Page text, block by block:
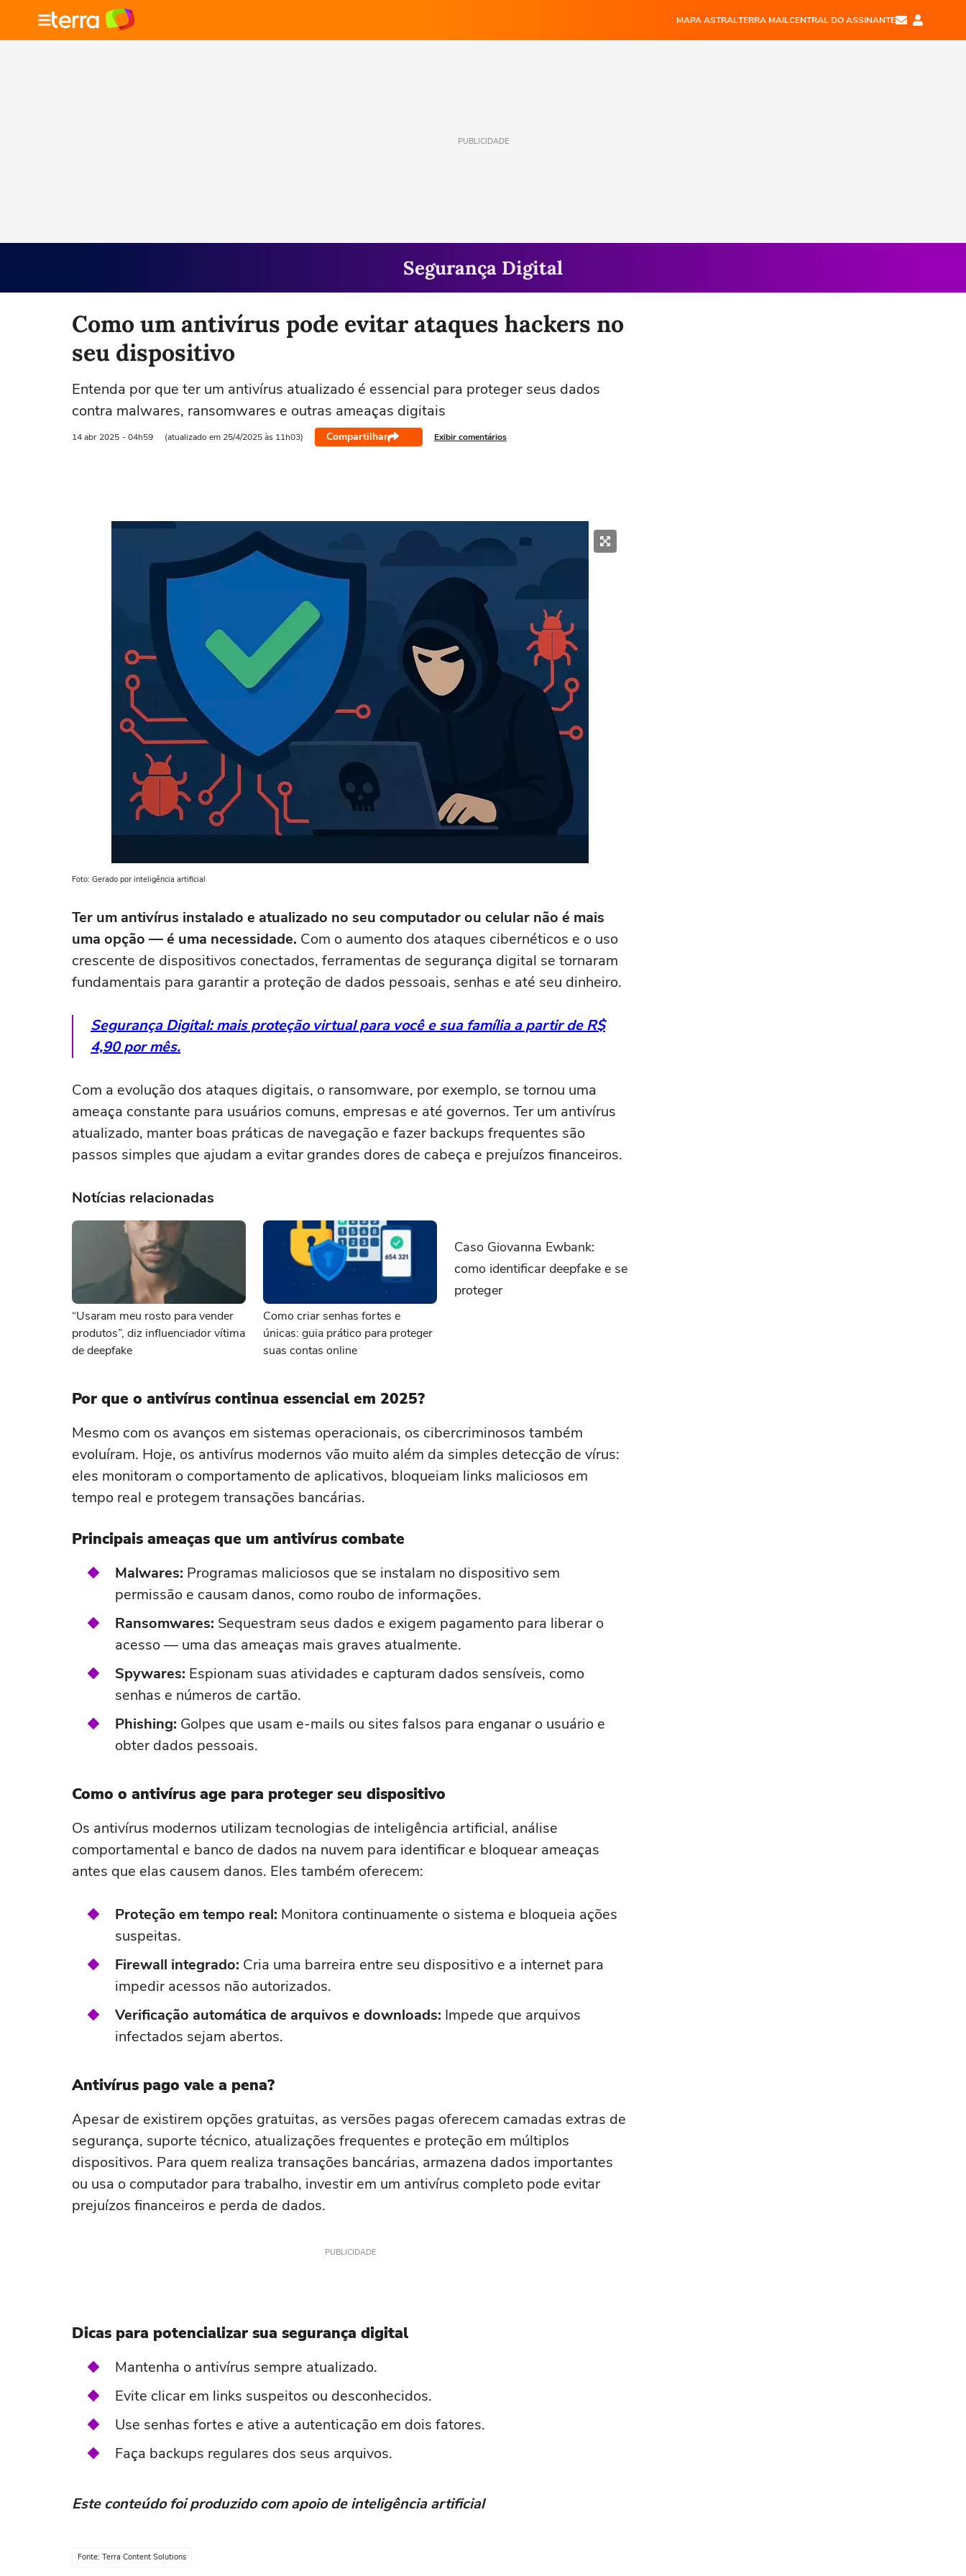
MAPA ASTRALTERRA MAILCENTRAL DO ASSINANTE
PUBLICIDADE
Segurança Digital
Como um antivírus pode evitar ataques hackers no
seu dispositivo
Entenda por que ter um antivírus atualizado é essencial para proteger seus dados
contra malwares, ransomwares e outras ameaças digitais
14 abr 2025 - 04h59 (atualizado em 25/4/2025 às 11h03) Compartilhar Exibir comentários
Foto: Gerado por inteligência artificial
Ter um antivírus instalado e atualizado no seu computador ou celular não é mais
uma opção — é uma necessidade. Com o aumento dos ataques cibernéticos e o uso
crescente de dispositivos conectados, ferramentas de segurança digital se tornaram
fundamentais para garantir a proteção de dados pessoais, senhas e até seu dinheiro.
Segurança Digital: mais proteção virtual para você e sua família a partir de R$
4,90 por mês.
Com a evolução dos ataques digitais, o ransomware, por exemplo, se tornou uma
ameaça constante para usuários comuns, empresas e até governos. Ter um antivírus
atualizado, manter boas práticas de navegação e fazer backups frequentes são
passos simples que ajudam a evitar grandes dores de cabeça e prejuízos financeiros.
Notícias relacionadas
“Usaram meu rosto para vender
produtos”, diz influenciador vítima
de deepfake
Como criar senhas fortes e
únicas: guia prático para proteger
suas contas online
Caso Giovanna Ewbank:
como identificar deepfake e se
proteger
Por que o antivírus continua essencial em 2025?
Mesmo com os avanços em sistemas operacionais, os cibercriminosos também
evoluíram. Hoje, os antivírus modernos vão muito além da simples detecção de vírus:
eles monitoram o comportamento de aplicativos, bloqueiam links maliciosos em
tempo real e protegem transações bancárias.
Principais ameaças que um antivírus combate
Malwares: Programas maliciosos que se instalam no dispositivo sem
permissão e causam danos, como roubo de informações.
Ransomwares: Sequestram seus dados e exigem pagamento para liberar o
acesso — uma das ameaças mais graves atualmente.
Spywares: Espionam suas atividades e capturam dados sensíveis, como
senhas e números de cartão.
Phishing: Golpes que usam e-mails ou sites falsos para enganar o usuário e
obter dados pessoais.
Como o antivírus age para proteger seu dispositivo
Os antivírus modernos utilizam tecnologias de inteligência artificial, análise
comportamental e banco de dados na nuvem para identificar e bloquear ameaças
antes que elas causem danos. Eles também oferecem:
Proteção em tempo real: Monitora continuamente o sistema e bloqueia ações
suspeitas.
Firewall integrado: Cria uma barreira entre seu dispositivo e a internet para
impedir acessos não autorizados.
Verificação automática de arquivos e downloads: Impede que arquivos
infectados sejam abertos.
Antivírus pago vale a pena?
Apesar de existirem opções gratuitas, as versões pagas oferecem camadas extras de
segurança, suporte técnico, atualizações frequentes e proteção em múltiplos
dispositivos. Para quem realiza transações bancárias, armazena dados importantes
ou usa o computador para trabalho, investir em um antivírus completo pode evitar
prejuízos financeiros e perda de dados.
PUBLICIDADE
Dicas para potencializar sua segurança digital
Mantenha o antivírus sempre atualizado.
Evite clicar em links suspeitos ou desconhecidos.
Use senhas fortes e ative a autenticação em dois fatores.
Faça backups regulares dos seus arquivos.
Este conteúdo foi produzido com apoio de inteligência artificial
Fonte: Terra Content Solutions